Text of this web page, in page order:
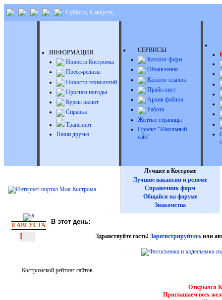
Суббота, 8 августа,
ИНФОРМАЦИЯ
Новости Костромы
Пресс-релизы
Новости технологий
Прогноз погоды
Курсы валют
Справка
Транспорт
Наши друзья
СЕРВИСЫ
Каталог фирм
Объявления
Каталог ссылок
Прайс-лист
Архив файлов
Работа
Желтые страницы
Проект "Школьный
сайт"
Лучшее в Костроме
Лучшие вакансии и резюме
Справочник фирм
Общайся на форуме
Знакомства
8 АВГУСТА В этот день:
! Здравствуйте гость! Зарегистрируйтесьили
Костромской рейтинг сайтов
Открылся
Приглашаем всех